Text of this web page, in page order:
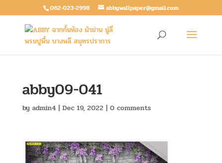
062-023-2998 abbywallpaper@gmail.com
abby09-041
by admin4| Dec 19, 2022 | 0 comments